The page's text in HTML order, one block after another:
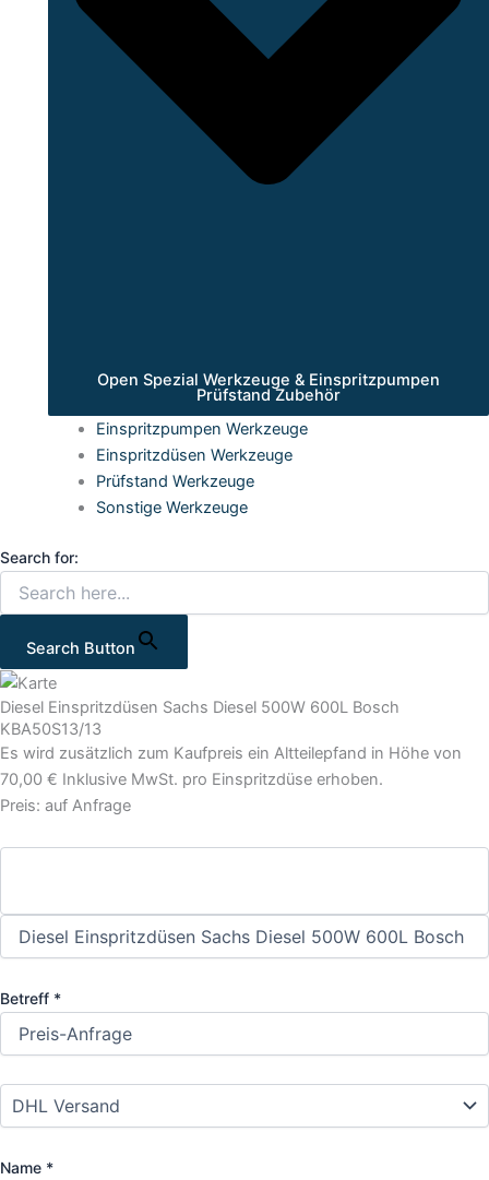
Open Spezial Werkzeuge & Einspritzpumpen
Prüfstand Zubehör
Einspritzpumpen Werkzeuge
Einspritzdüsen Werkzeuge
Prüfstand Werkzeuge
Sonstige Werkzeuge
Search for:
Search Button
Diesel Einspritzdüsen Sachs Diesel 500W 600L Bosch
KBA50S13/13
Es wird zusätzlich zum Kaufpreis ein Altteilepfand in Höhe von
70,00 € Inklusive MwSt. pro Einspritzdüse erhoben.
Preis: auf Anfrage
Betreff *
Name *